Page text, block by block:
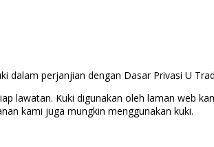
dalam perjanjian dengan Dasar Privasi U
lawatan. Kuki digunakan oleh laman web
kami juga mungkin menggunakan kuki.